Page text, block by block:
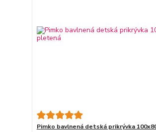
Pimko bavlnená detská prikrývka